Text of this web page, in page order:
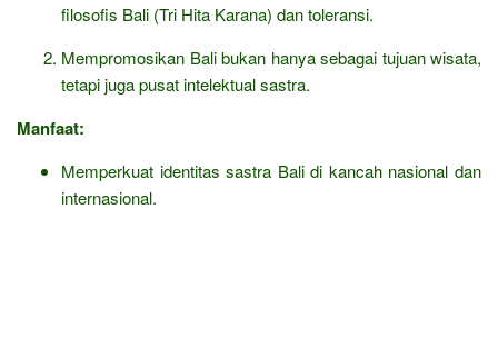
filosofis Bali (Tri Hita Karana) dan toleransi.
Mempromosikan Bali bukan hanya sebagai tujuan wisata,
tetapi juga pusat intelektual sastra.
Manfaat:
Memperkuat identitas sastra Bali di kancah nasional dan
internasional.